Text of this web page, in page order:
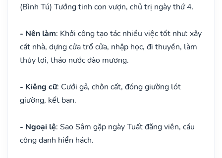
(Bình Tú) Tướng tinh con vượn, chủ trị ngày thứ 4.
- Nên làm: Khởi công tạo tác nhiều việc tốt như: xây
cất nhà, dựng cửa trổ cửa, nhập học, đi thuyền, làm
thủy lợi, tháo nước đào mương.
- Kiêng cữ: Cưới gả, chôn cất, đóng giường lót
giường, kết bạn.
- Ngoại lệ: Sao Sâm gặp ngày Tuất đăng viên, cầu
công danh hiển hách.